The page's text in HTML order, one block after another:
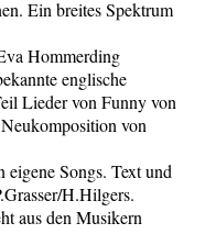
Ein breites Spektrum
Hommerding
englische
Lieder von Funny von
von
Songs. Text und
H.Hilgers.
aus den Musikern